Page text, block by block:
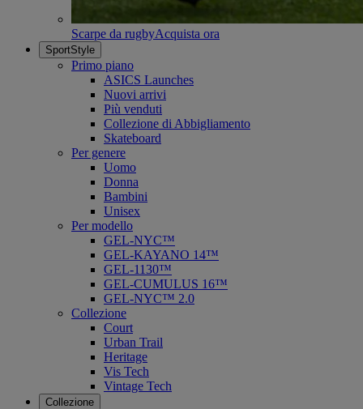
Scarpe da rugbyAcquista ora
SportStyle
Primo piano
ASICS Launches
Nuovi arrivi
Più venduti
Collezione di Abbigliamento
Skateboard
Per genere
Uomo
Donna
Bambini
Unisex
Per modello
GEL-NYC™
GEL-KAYANO 14™
GEL-1130™
GEL-CUMULUS 16™
GEL-NYC™ 2.0
Collezione
Court
Urban Trail
Heritage
Vis Tech
Vintage Tech
Collezione